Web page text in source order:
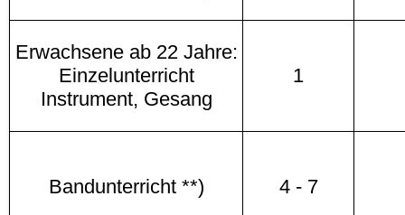
Erwachsene ab 22 Jahre:
Einzelunterricht
Instrument, Gesang
1
Bandunterricht **) 4 - 7